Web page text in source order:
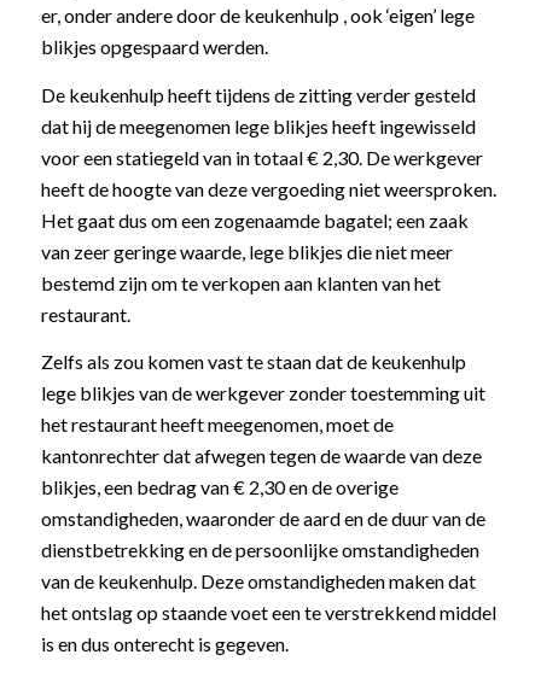
er, onder andere door de keukenhulp , ook ‘eigen’ lege
blikjes opgespaard werden.
De keukenhulp heeft tijdens de zitting verder gesteld
dat hij de meegenomen lege blikjes heeft ingewisseld
voor een statiegeld van in totaal € 2,30. De werkgever
heeft de hoogte van deze vergoeding niet weersproken.
Het gaat dus om een zogenaamde bagatel; een zaak
van zeer geringe waarde, lege blikjes die niet meer
bestemd zijn om te verkopen aan klanten van het
restaurant.
Zelfs als zou komen vast te staan dat de keukenhulp
lege blikjes van de werkgever zonder toestemming uit
het restaurant heeft meegenomen, moet de
kantonrechter dat afwegen tegen de waarde van deze
blikjes, een bedrag van € 2,30 en de overige
omstandigheden, waaronder de aard en de duur van de
dienstbetrekking en de persoonlijke omstandigheden
van de keukenhulp. Deze omstandigheden maken dat
het ontslag op staande voet een te verstrekkend middel
is en dus onterecht is gegeven.